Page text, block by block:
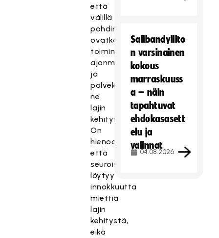
että
välillä
pohdimme,
ovatko
toimintatapamme
ajanmukaisia
ja
palvelevatko
ne
lajin
kehitystä.
On
hienoa,
että
seuroista
löytyy
innokkuutta
miettiä
lajin
kehitystä,
eikä
Salibandyliito
n varsinainen
kokous
marraskuuss
a – näin
tapahtuvat
ehdokasasett
elu ja
valinnat
04.08.2026